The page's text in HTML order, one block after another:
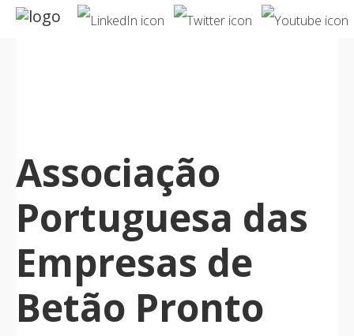
Publicações
Associação
Portuguesa das
Empresas de
Betão Pronto